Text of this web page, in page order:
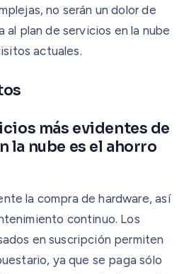
no serán un dolor de
al plan de servicios en la nube
actuales.
más evidentes de
la nube es el ahorro
la compra de hardware, así
continuo. Los
en suscripción permiten
ya que se paga sólo